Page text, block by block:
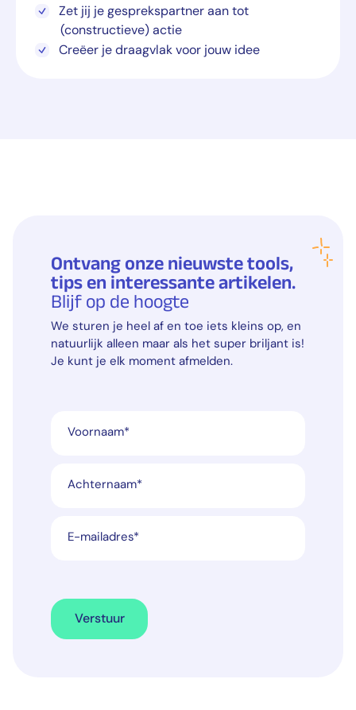
Zet jij je gesprekspartner aan tot
(constructieve) actie
Creëer je draagvlak voor jouw idee
Ontvang onze nieuwste tools,
tips en interessante artikelen.
Blijf op de hoogte
We sturen je heel af en toe iets kleins op, en
natuurlijk alleen maar als het super briljant is!
Je kunt je elk moment afmelden.
Voornaam*
Achternaam*
E-mailadres*
Verstuur